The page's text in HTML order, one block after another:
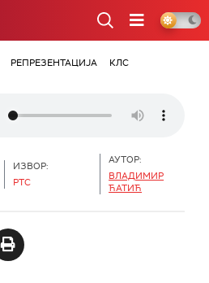
РЕПРЕЗЕНТАЦИЈА КЛС
ИЗВОР:
РТС
АУТОР:
ВЛАДИМИР
ЋАТИЋ